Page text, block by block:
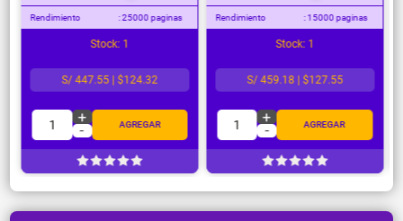
Rendimiento : 25000 paginas
Stock: 1
S/ 447.55 | $124.32
+
- AGREGAR
Rendimiento : 15000 paginas
Stock: 1
S/ 459.18 | $127.55
+
- AGREGAR